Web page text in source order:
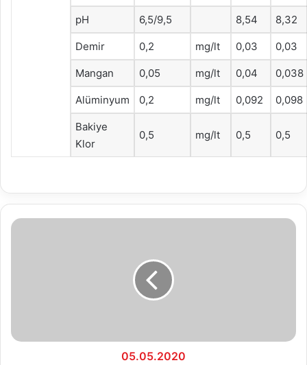
pH 6,5/9,5 8,54 8,32
Demir 0,2 mg/lt 0,03 0,03
Mangan 0,05 mg/lt 0,04 0,038
Alüminyum 0,2 mg/lt 0,092 0,098
Bakiye
Klor
0,5 mg/lt 0,5 0,5
05.05.2020
05.05.2020